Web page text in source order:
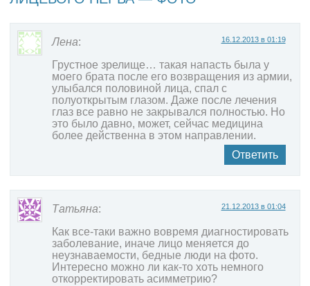
Лена: 16.12.2013 в 01:19
Грустное зрелище… такая напасть была у
моего брата после его возвращения из армии,
улыбался половиной лица, спал с
полуоткрытым глазом. Даже после лечения
глаз все равно не закрывался полностью. Но
это было давно, может, сейчас медицина
более действенна в этом направлении.
Ответить
Татьяна: 21.12.2013 в 01:04
Как все-таки важно вовремя диагностировать
заболевание, иначе лицо меняется до
неузнаваемости, бедные люди на фото.
Интересно можно ли как-то хоть немного
откорректировать асимметрию?